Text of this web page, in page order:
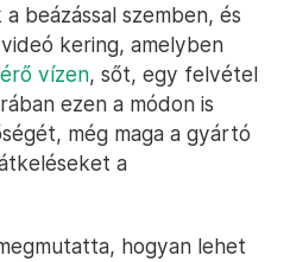
beázással szemben, és
kering, amelyben
vízen, sőt, egy felvétel
ezen a módon is
még maga a gyártó
a
hogyan lehet